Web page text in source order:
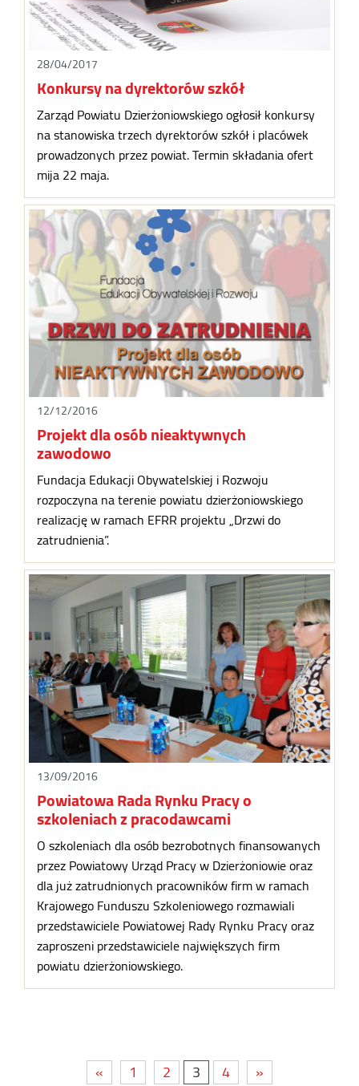
28/04/2017
Konkursy na dyrektorów szkół
Zarząd Powiatu Dzierżoniowskiego ogłosił konkursy
na stanowiska trzech dyrektorów szkół i placówek
prowadzonych przez powiat. Termin składania ofert
mija 22 maja.
12/12/2016
Projekt dla osób nieaktywnych
zawodowo
Fundacja Edukacji Obywatelskiej i Rozwoju
rozpoczyna na terenie powiatu dzierżoniowskiego
realizację w ramach EFRR projektu „Drzwi do
zatrudnienia”.
13/09/2016
Powiatowa Rada Rynku Pracy o
szkoleniach z pracodawcami
O szkoleniach dla osób bezrobotnych finansowanych
przez Powiatowy Urząd Pracy w Dzierżoniowie oraz
dla już zatrudnionych pracowników firm w ramach
Krajowego Funduszu Szkoleniowego rozmawiali
przedstawiciele Powiatowej Rady Rynku Pracy oraz
zaproszeni przedstawiciele największych firm
powiatu dzierżoniowskiego.
« 1 2 3 4 »